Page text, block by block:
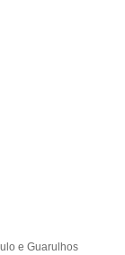
e Guarulhos